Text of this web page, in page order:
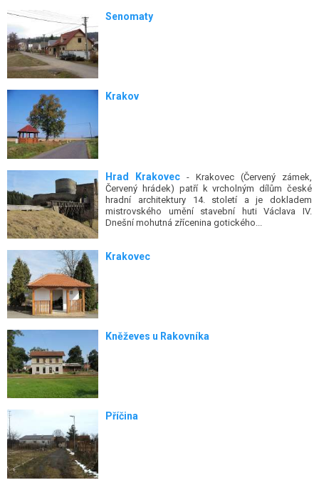
Senomaty
Krakov
Hrad Krakovec - Krakovec (Červený zámek,
Červený hrádek) patří k vrcholným dílům české
hradní architektury 14. století a je dokladem
mistrovského umění stavební huti Václava IV.
Dnešní mohutná zřícenina gotického...
Krakovec
Kněževes u Rakovníka
Příčina